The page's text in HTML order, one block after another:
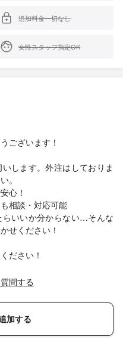
追加料金一切なし
女性スタッフ指定OK
ございます！
します。外注はしておりま
。
心！
相談・対応可能
いいか分からない…そんな
せください！
ださい！
問する
加する